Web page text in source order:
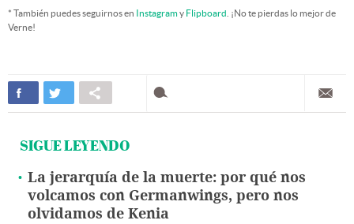
* También puedes seguirnos en Instagramy Flipboard . ¡No te pierdas lo mejor de
Verne!
SIGUE LEYENDO
La jerarquía de la muerte: por qué nos
volcamos con Germanwings, pero nos
olvidamos de Kenia